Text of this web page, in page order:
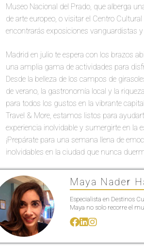
Museo Nacional del Prado, que alberga
de arte europeo, o visitar el Centro
encontrarás exposiciones vanguardistas
Madrid en julio te espera con los brazos
una amplia gama de actividades para
Desde la belleza de los campos de
de verano, la gastronomía local y la
para todos los gustos en la vibrante
Travel & More, estamos listos para
experiencia inolvidable y sumergirte en la
¡Prepárate para una semana llena de
inolvidables en la ciudad que nunca
Maya Nader
Especialista en Destinos
Maya no solo recorre el